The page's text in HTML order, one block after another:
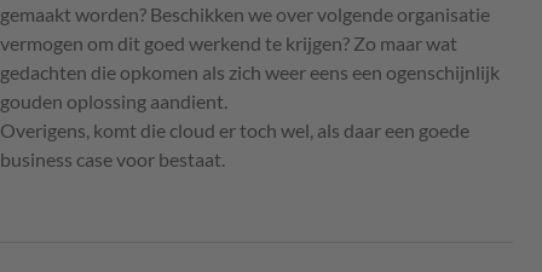
gemaakt worden? Beschikken we over volgende organisatie
vermogen om dit goed werkend te krijgen? Zo maar wat
gedachten die opkomen als zich weer eens een ogenschijnlijk
gouden oplossing aandient.
Overigens, komt die cloud er toch wel, als daar een goede
business case voor bestaat.